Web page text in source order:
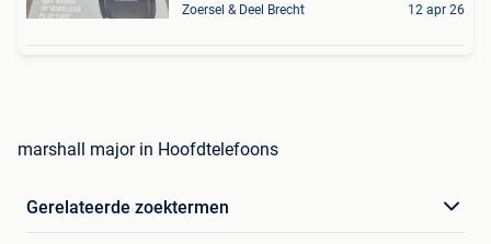
Zoersel & Deel Brecht 12 apr 26
marshall major in Hoofdtelefoons
Gerelateerde zoektermen